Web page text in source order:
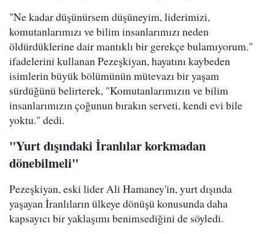
"Ne kadar düşünürsem düşüneyim, liderimizi,
komutanlarımızı ve bilim insanlarımızı neden
öldürdüklerine dair mantıklı bir gerekçe bulamıyorum."
ifadelerini kullanan Pezeşkiyan, hayatını kaybeden
isimlerin büyük bölümünün mütevazı bir yaşam
sürdüğünü belirterek, "Komutanlarımızın ve bilim
insanlarımızın çoğunun bırakın serveti, kendi evi bile
yoktu." dedi.
"Yurt dışındaki İranlılar korkmadan
dönebilmeli"
Pezeşkiyan, eski lider Ali Hamaney'in, yurt dışında
yaşayan İranlıların ülkeye dönüşü konusunda daha
kapsayıcı bir yaklaşımı benimsediğini de söyledi.